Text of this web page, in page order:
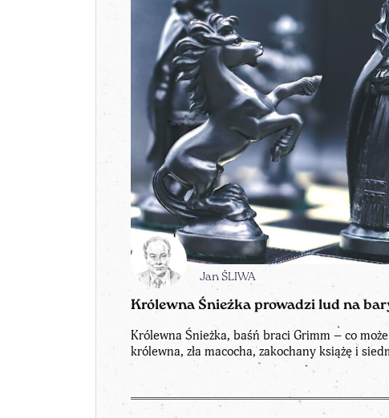
Jan ŚLIWA
Królewna Śnieżka prowadzi lud na
Królewna Śnieżka, baśń braci Grimm – co
królewna, zła macocha, zakochany książę i